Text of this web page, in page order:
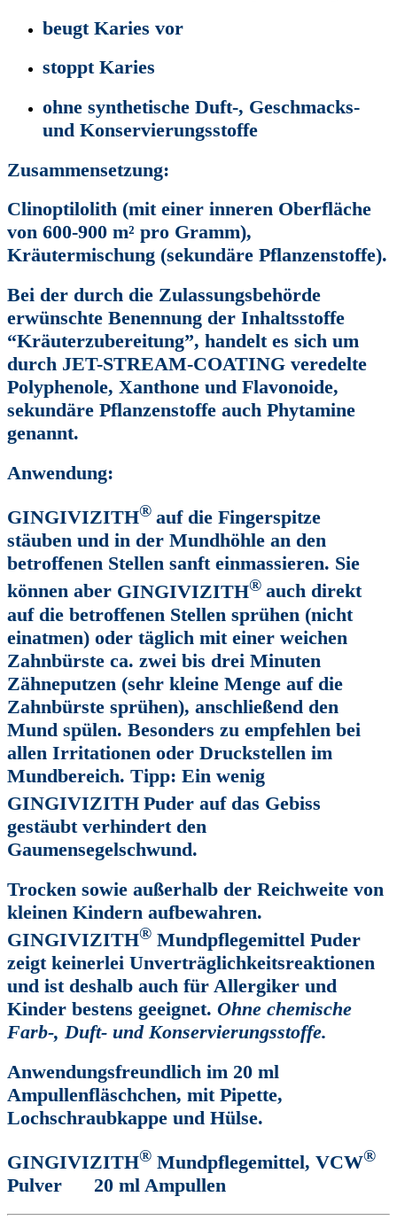
beugt Karies vor
stoppt Karies
ohne synthetische Duft-, Geschmacks-
und Konservierungsstoffe
Zusammensetzung:
Clinoptilolith (mit einer inneren Oberfläche
von 600-900 m² pro Gramm),
Kräutermischung (sekundäre Pflanzenstoffe).
Bei der durch die Zulassungsbehörde
erwünschte Benennung der Inhaltsstoffe
“Kräuterzubereitung”, handelt es sich um
durch JET-STREAM-COATING veredelte
Polyphenole, Xanthone und Flavonoide,
sekundäre Pflanzenstoffe auch Phytamine
genannt.
Anwendung:
GINGIVIZITH® auf die Fingerspitze
stäuben und in der Mundhöhle an den
betroffenen Stellen sanft einmassieren. Sie
können aber GINGIVIZITH® auch direkt
auf die betroffenen Stellen sprühen (nicht
einatmen) oder täglich mit einer weichen
Zahnbürste ca. zwei bis drei Minuten
Zähneputzen (sehr kleine Menge auf die
Zahnbürste sprühen), anschließend den
Mund spülen. Besonders zu empfehlen bei
allen Irritationen oder Druckstellen im
Mundbereich. Tipp: Ein wenig
GINGIVIZITH Puder auf das Gebiss
gestäubt verhindert den
Gaumensegelschwund.
Trocken sowie außerhalb der Reichweite von
kleinen Kindern aufbewahren.
GINGIVIZITH® Mundpflegemittel Puder
zeigt keinerlei Unverträglichkeitsreaktionen
und ist deshalb auch für Allergiker und
Kinder bestens geeignet. Ohne chemische
Farb-, Duft- und Konservierungsstoffe.
Anwendungsfreundlich im 20 ml
Ampullenfläschchen, mit Pipette,
Lochschraubkappe und Hülse.
GINGIVIZITH® Mundpflegemittel, VCW®
Pulver 20 ml Ampullen